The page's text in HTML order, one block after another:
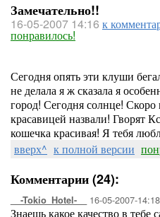
Замечательно!!
16-05-2007 14:16 к
понравилось!
Сегодня опять эти клуши
не делала я ж сказала я
город! Сегодня солнце!
красавицей назвали! Гворят
кошечка красивая! Я тебя
вверх^ к полной версии
Комментарии (24):
__-Tokio_Hotel-__ 16-05-2007-14:18
Знаешь какое качество в тебе